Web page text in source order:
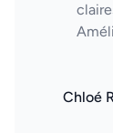
Chloé